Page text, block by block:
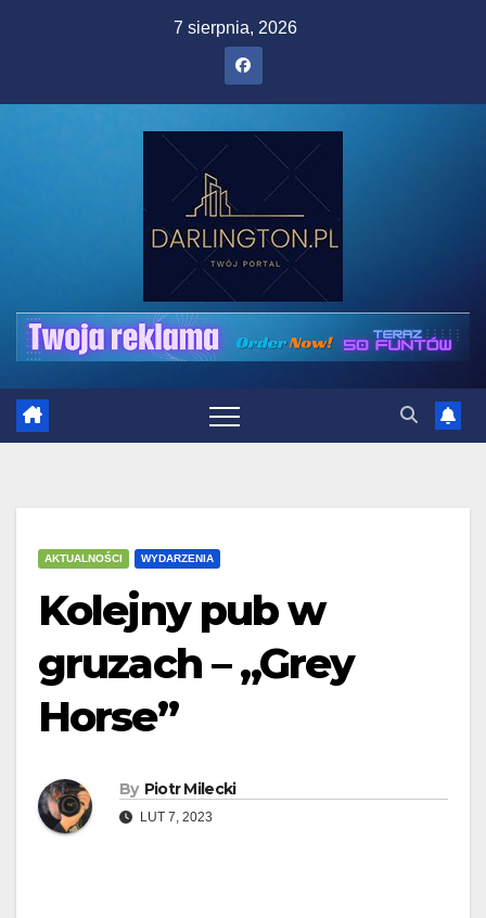
7 sierpnia, 2026
AKTUALNOŚCI WYDARZENIA
Kolejny pub w
gruzach – „Grey
Horse”
By Piotr Milecki
LUT 7, 2023